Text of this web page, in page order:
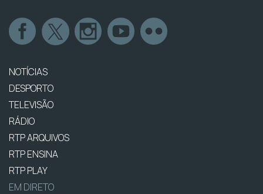
NOTÍCIAS
DESPORTO
TELEVISÃO
RÁDIO
RTP ARQUIVOS
RTP ENSINA
RTP PLAY
EM DIRETO